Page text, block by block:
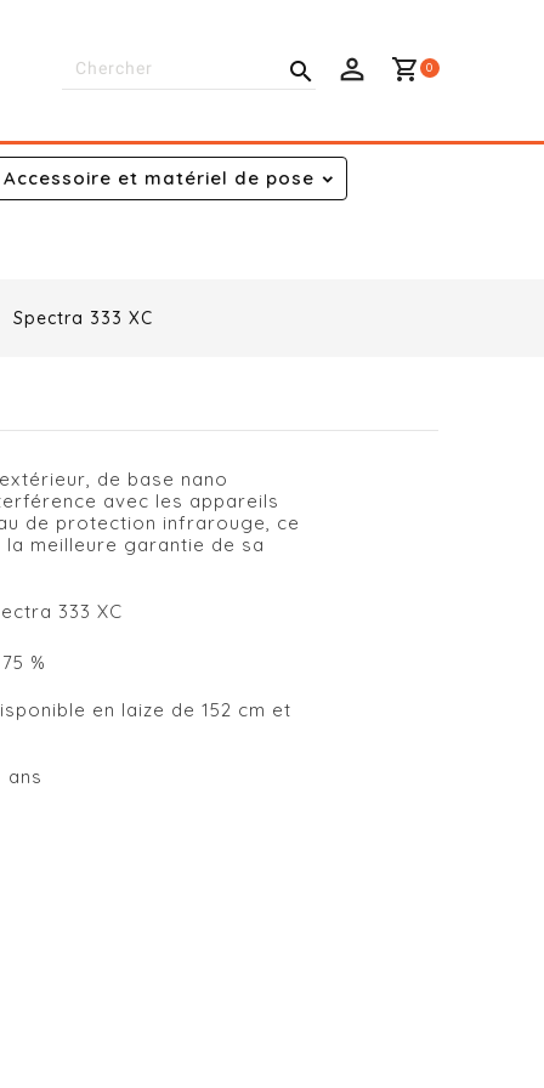
shopping_cart 0

Accessoire et matériel de pose
Spectra 333 XC
de base nano
avec les appareils
de protection infrarouge, ce
meilleure garantie de sa
333 XC
%
en laize de 152 cm et